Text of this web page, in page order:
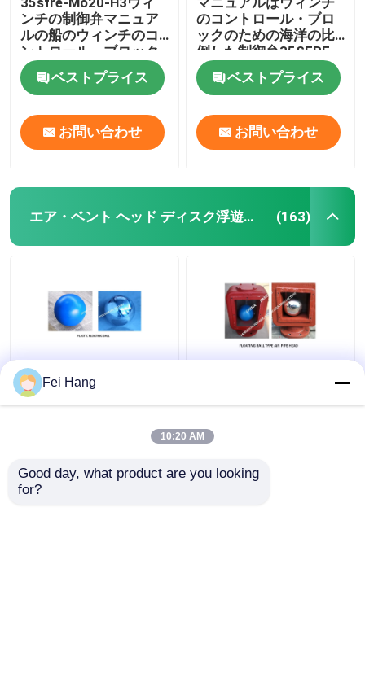
ンチの制御弁マニュア
ルの船のウィンチのコ
ントロール・ブロック
のための比例した流れ
の制御弁ベストプライス
お問い合わせ
のコントロール・ブロ
ックのための海洋の比
例した制御弁35SFRE-
MO32-H3を作動させた
ベストプライス
お問い合わせ
エア・ベント ヘッド ディスク浮遊物のタイプ (163)
沈殿物のキャビネット
の空気管の頭部のステ
めのプラスチック浮遊
海洋の空気管の頭部は
ステンレス鋼の浮遊物
のプラスチック浮遊物
Fei Hang
10:20 AM
Good day, what product are you looking
for?